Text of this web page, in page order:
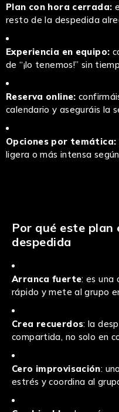
Plan con hora cerrada:
resto de la despedida
Experiencia en equipo:
de “¡lo tenemos!” sin
Reserva online:
calendario y aseguráis la
Opciones por temática:
ligera o más intensa
Por qué este plan
despedida
Arranca fuerte: es una
rápido y mete al grupo
Crea recuerdos: la
compartida, no solo en
Cero improvisación:
estrés y coordina al